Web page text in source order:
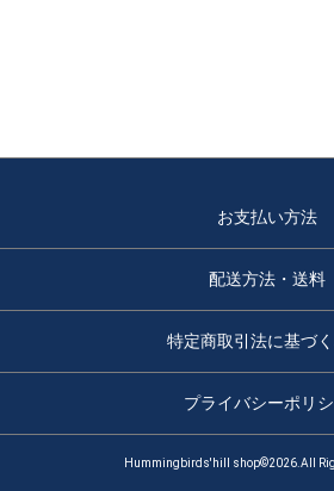
お支払い方法
配送方法・送料
特定商取引法に基づ
プライバシーポリ
Hummingbirds'hill shop©2026.All